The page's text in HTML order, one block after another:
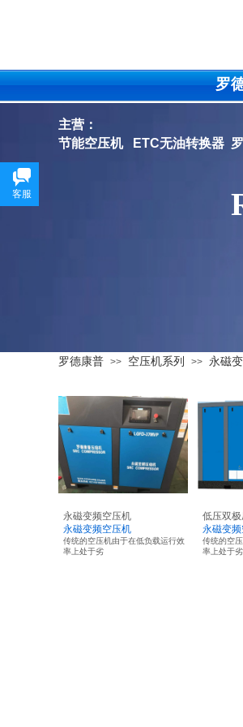
罗
主营：
节能空压机
ETC无油转换器
罗德康普 >> 空压机系列 >> 永磁
永磁变频空压机
永磁变频空压机
传统的空压机由于在低负载运行效
率上处于劣
低压双
永磁变
传统的空
率上处于劣
客服